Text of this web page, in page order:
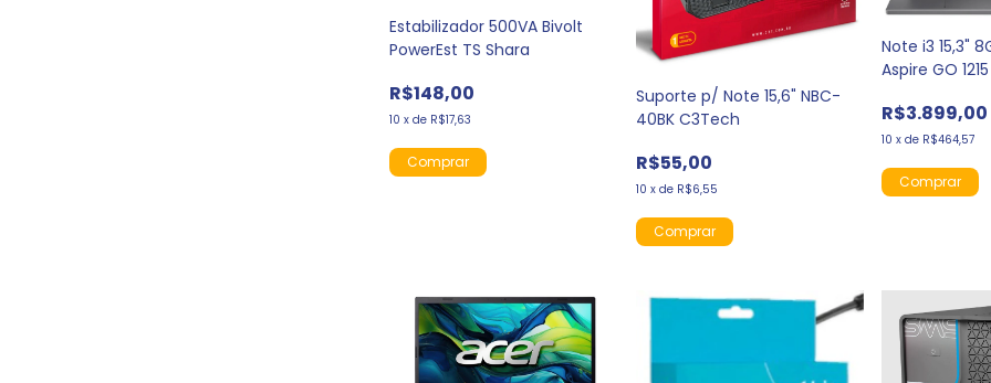
Estabilizador 500VA Bivolt
PowerEst TS Shara
R$148,00
10 xde R$17,63
Suporte p/ Note 15,6" NBC-
40BK C3Tech
R$55,00
10 x de R$6,55
Note i3 15,3"
Aspire GO
R$3.899,00
10 xde R$464,57